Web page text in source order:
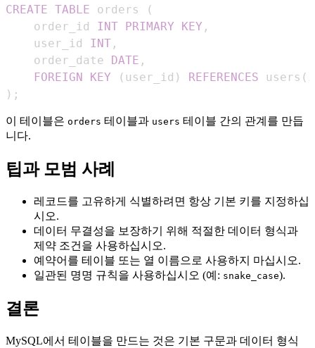
CREATE TABLE orders
(
    order_id
INT PRIMARY KEY ,
    user_id
INT ,
    order_date
DATE ,
FOREIGN
KEY ( user_id ) REFERENCES users (
) ;
이 테이블은 orders 테이블과 users 테이블 간의 관계를 만듭
니다.
팁과 모범 사례
레코드를 고유하게 식별하려면 항상 기본 키를 지정하십
시오.
데이터 무결성을 보장하기 위해 적절한 데이터 형식과
제약 조건을 사용하십시오.
예약어를 테이블 또는 열 이름으로 사용하지 마십시오.
일관된 명명 규칙을 사용하십시오 (예: snake_case).
결론
MySQL에서 테이블을 만드는 것은 기본 구문과 데이터 형식